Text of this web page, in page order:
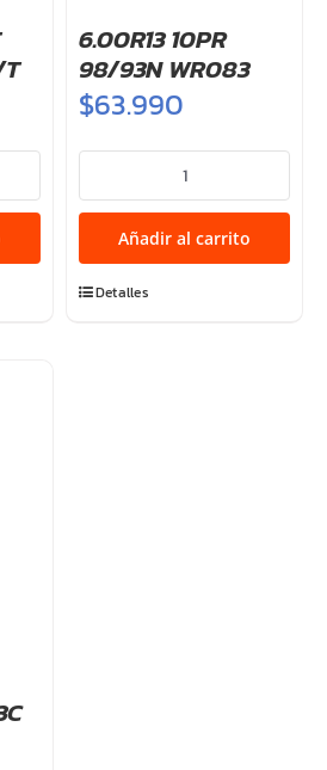
6.00R13 10PR
98/93N WR083
$63.990
10PR
98/93N
WR083
cantidad
Añadir al carrito
Detalles